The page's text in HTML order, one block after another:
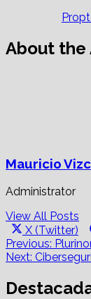
About the
Mauricio
Administrator
View All Posts
Share
on
X (Twitter)
Post
navigation
Previous:
Next: